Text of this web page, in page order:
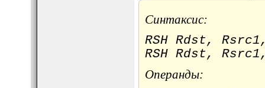
Синтаксис:
RSH Rdst,
RSH Rdst,
Операнды: